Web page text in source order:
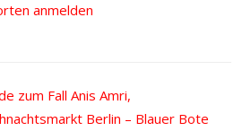
anmelden
zum Fall Anis Amri,
Berlin – Blauer Bote